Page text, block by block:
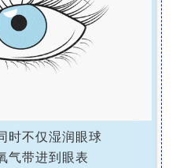
时不仅湿润眼球
气带进到眼表